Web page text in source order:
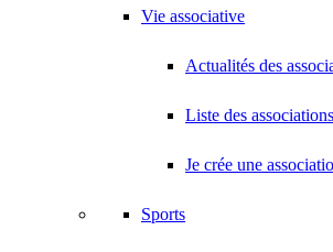
Vie associative
Actualités des
Liste des
Je crée une
Sports